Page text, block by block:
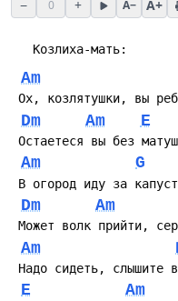
тревожную народную
домашних
авторитетную
много видеозаписей и
об указанной версии
можно оставить
сфокусироваться на
− 0 + A− A+
   Козлиха-мать:
Am
Ох, козлятушки, вы
Dm Am E
Остаетеся вы без
Am G
В огород иду за
Dm Am
Может волк прийти,
Am
Hадо сидеть, слышите
E Am